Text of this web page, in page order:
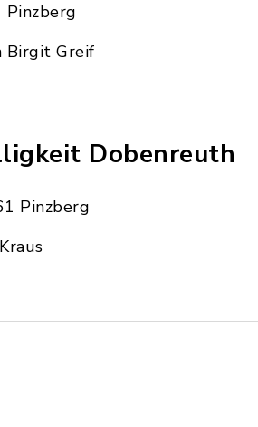
Pinzberg
Birgit Greif
Dobenreuth
Pinzberg